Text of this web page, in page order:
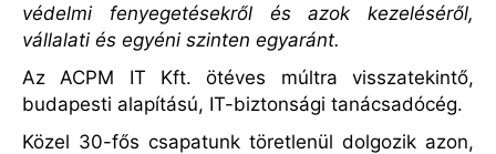
védelmi fenyegetésekről és azok kezeléséről,
vállalati és egyéni szinten egyaránt.
Az ACPM IT Kft. ötéves múltra visszatekintő,
budapesti alapítású, IT-biztonsági tanácsadócég.
Közel 30-fős csapatunk töretlenül dolgozik azon,